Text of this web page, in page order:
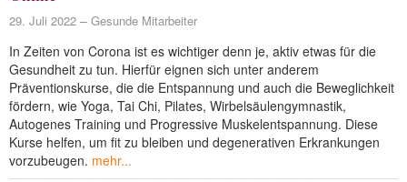
Gesundheit
Jobs & Karriere
Mitglieder-Beiträge
NEUER BEITRAG
29. Juli 2022 Gesunde Mitarbeiter
In Zeiten von Corona ist es wichtiger denn je, aktiv etwas für die
Gesundheit zu tun. Hierfür eignen sich unter anderem
Präventionskurse, die die Entspannung und auch die Beweglichkeit
fördern, wie Yoga, Tai Chi, Pilates, Wirbelsäulengymnastik,
Autogenes Training und Progressive Muskelentspannung. Diese
Kurse helfen, um fit zu bleiben und degenerativen Erkrankungen
vorzubeugen. mehr...